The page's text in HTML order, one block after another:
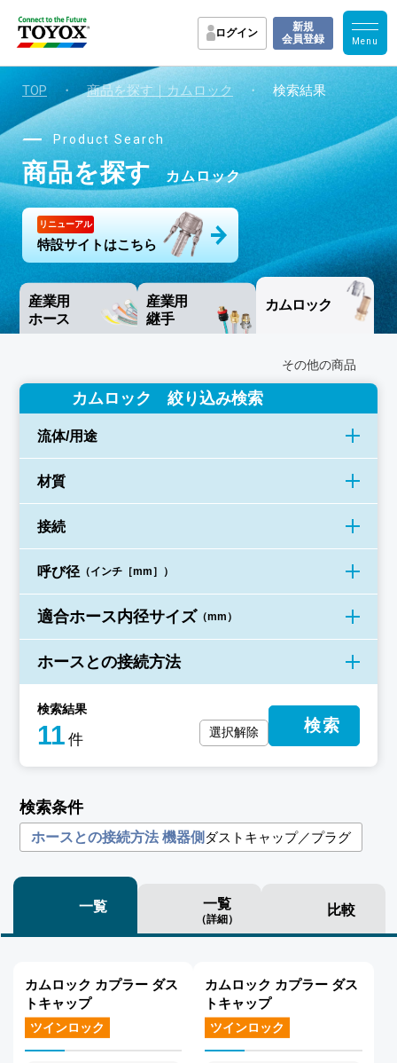
ログイン
新規
会員登録
TOP ・ 商品を探す｜カムロック ・ 検索結果
Product Search
商品を探す カムロック
リニューアル
特設サイトはこちら
産業用
ホース
産業用
継手
カムロック
その他の商品
カムロック 絞り込み検索
流体/用途
材質
接続
呼び径 （インチ［mm］）
適合ホース内径サイズ （mm）
ホースとの接続方法
検索結果
11 件 選択解除 検索
検索条件
ホースとの接続方法 機器側 ダストキャップ／プラグ
一覧 一覧
（詳細）
比較
カムロック カプラー ダス
トキャップ
ツインロック
カムロック カプラー ダス
トキャップ
ツインロック